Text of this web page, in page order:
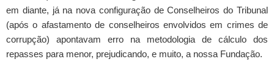
em diante, já na nova configuração de Conselheiros do Tribunal
(após o afastamento de conselheiros envolvidos em crimes de
corrupção) apontavam erro na metodologia de cálculo dos
repasses para menor, prejudicando, e muito, a nossa Fundação.